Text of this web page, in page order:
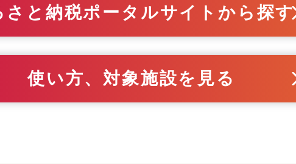
さと納税ポータルサイトから探す
使い方、対象施設を見る